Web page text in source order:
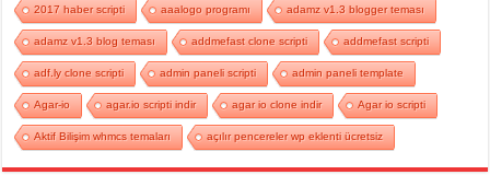
2017 haber scripti aaalogo programı adamz v1.3 blogger teması
adamz v1.3 blog teması addmefast clone scripti addmefast scripti
adf.ly clone scripti admin paneli scripti admin paneli template
Agar-io agar.io scripti indir agar io clone indir Agar io scripti
Aktif Bilişim whmcs temaları açılır pencereler wp eklenti ücretsiz